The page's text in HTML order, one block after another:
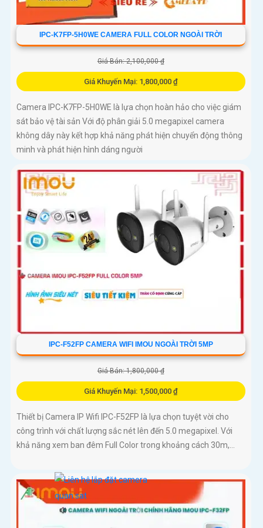
IPC-K7FP-5H0WE CAMERA FULL COLOR NGOÀI TRỜI
Giá Bán: 2,100,000 ₫
Giá Khuyến Mại: 1,800,000 ₫
Camera IPC-K7FP-5H0WE là lựa chọn hoàn hảo cho việc giám
sát bảo vệ tài sản Với độ phân giải 5.0 megapixel camera
không dây này kết hợp khả năng phát hiện chuyển động thông
minh và phát hiện hình dáng người
IPC-F52FP CAMERA WIFI IMOU NGOÀI TRỜI 5MP
Giá Bán: 1,800,000 ₫
Giá Khuyến Mại: 1,500,000 ₫
Thiết bị Camera IP Wifi IPC-F52FP là lựa chọn tuyệt vời cho
công trình với chất lượng sắc nét lên đến 5.0 megapixel. Với
khả năng xem ban đêm Full Color trong khoảng cách 30m,...